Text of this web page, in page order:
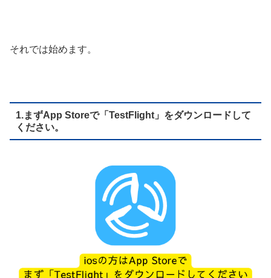
それでは始めます。
1.まずApp Storeで「TestFlight」をダウンロードして
ください。